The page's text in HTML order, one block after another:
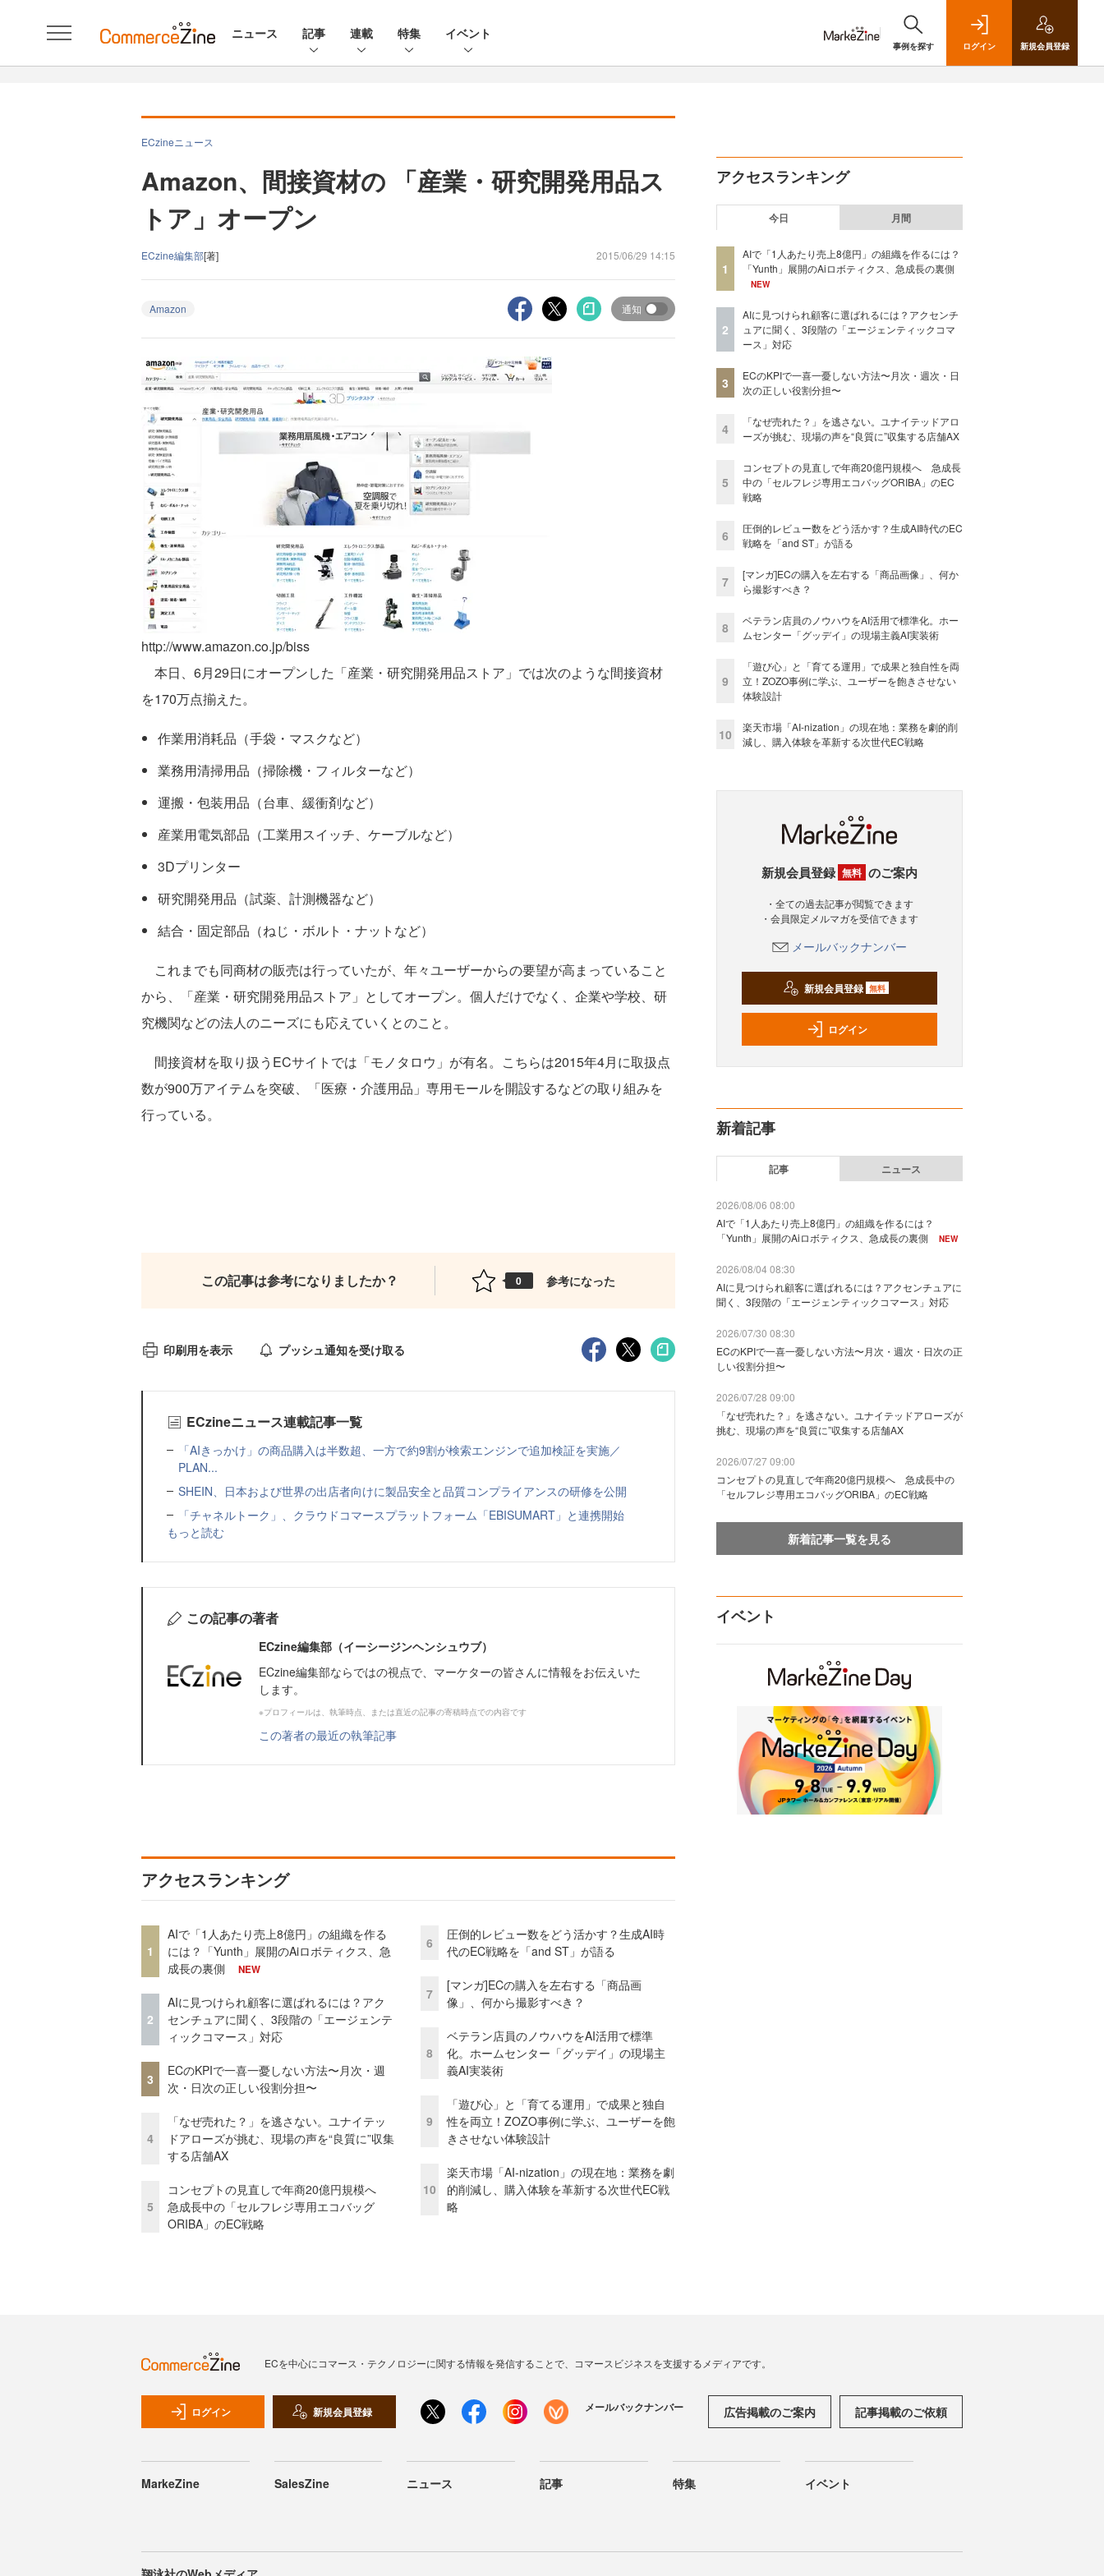
ニュース 記事 連載 特集 イベント
事例を探す ログイン 新規会員登録
ECzineニュース
Amazon、間接資材の 「産業・研究開発用品ス
トア」オープン
ECzine編集部[著] 2015/06/29 14:15
Amazon 通知
http://www.amazon.co.jp/biss
本日、6月29日にオープンした「産業・研究開発用品ストア」では次のような間接資材
を170万点揃えた。
作業用消耗品（手袋・マスクなど）
業務用清掃用品（掃除機・フィルターなど）
運搬・包装用品（台車、緩衝剤など）
産業用電気部品（工業用スイッチ、ケーブルなど）
3Dプリンター
研究開発用品（試薬、計測機器など）
結合・固定部品（ねじ・ボルト・ナットなど）
これまでも同商材の販売は行っていたが、年々ユーザーからの要望が高まっていること
から、「産業・研究開発用品ストア」としてオープン。個人だけでなく、企業や学校、研
究機関などの法人のニーズにも応えていくとのこと。
間接資材を取り扱うECサイトでは「モノタロウ」が有名。こちらは2015年4月に取扱点
数が900万アイテムを突破、「医療・介護用品」専用モールを開設するなどの取り組みを
行っている。
この記事は参考になりましたか？ 0 参考になった
印刷用を表示 プッシュ通知を受け取る
ECzineニュース連載記事一覧
「AIきっかけ」の商品購入は半数超、一方で約9割が検索エンジンで追加検証を実施／
PLAN...
SHEIN、日本および世界の出店者向けに製品安全と品質コンプライアンスの研修を公開
「チャネルトーク」、クラウドコマースプラットフォーム「EBISUMART」と連携開始
もっと読む
この記事の著者
ECzine編集部（イーシージンヘンシュウブ）
ECzine編集部ならではの視点で、マーケターの皆さんに情報をお伝えいた
します。
※プロフィールは、執筆時点、または直近の記事の寄稿時点での内容です
この著者の最近の執筆記事
アクセスランキング
1
AIで「1人あたり売上8億円」の組織を作る
には？「Yunth」展開のAiロボティクス、急
成長の裏側
NEW
2
AIに見つけられ顧客に選ばれるには？アク
センチュアに聞く、3段階の「エージェンテ
ィックコマース」対応
3
ECのKPIで一喜一憂しない方法〜月次・週
次・日次の正しい役割分担〜
4
「なぜ売れた？」を逃さない。ユナイテッ
ドアローズが挑む、現場の声を“良質に”収集
する店舗AX
5
コンセプトの見直しで年商20億円規模へ
急成長中の「セルフレジ専用エコバッグ
ORIBA」のEC戦略
6
圧倒的レビュー数をどう活かす？生成AI時
代のEC戦略を「and ST」が語る
7
[マンガ]ECの購入を左右する「商品画
像」、何から撮影すべき？
8
ベテラン店員のノウハウをAI活用で標準
化。ホームセンター「グッデイ」の現場主
義AI実装術
9
「遊び心」と「育てる運用」で成果と独自
性を両立！ZOZO事例に学ぶ、ユーザーを飽
きさせない体験設計
10
楽天市場「AI-nization」の現在地：業務を劇
的削減し、購入体験を革新する次世代EC戦
略
アクセスランキング
今日 月間
1
AIで「1人あたり売上8億円」の組織を作るには？
「Yunth」展開のAiロボティクス、急成長の裏側
NEW
2
AIに見つけられ顧客に選ばれるには？アクセンチ
ュアに聞く、3段階の「エージェンティックコマ
ース」対応
3
ECのKPIで一喜一憂しない方法〜月次・週次・日
次の正しい役割分担〜
4
「なぜ売れた？」を逃さない。ユナイテッドアロ
ーズが挑む、現場の声を“良質に”収集する店舗AX
5
コンセプトの見直しで年商20億円規模へ 急成長
中の「セルフレジ専用エコバッグORIBA」のEC
戦略
6
圧倒的レビュー数をどう活かす？生成AI時代のEC
戦略を「and ST」が語る
7
[マンガ]ECの購入を左右する「商品画像」、何か
ら撮影すべき？
8
ベテラン店員のノウハウをAI活用で標準化。ホー
ムセンター「グッデイ」の現場主義AI実装術
9
「遊び心」と「育てる運用」で成果と独自性を両
立！ZOZO事例に学ぶ、ユーザーを飽きさせない
体験設計
10
楽天市場「AI-nization」の現在地：業務を劇的削
減し、購入体験を革新する次世代EC戦略
新規会員登録 無料 のご案内
・全ての過去記事が閲覧できます
・会員限定メルマガを受信できます
メールバックナンバー
新規会員登録 無料
ログイン
新着記事
記事 ニュース
2026/08/06 08:00
AIで「1人あたり売上8億円」の組織を作るには？
「Yunth」展開のAiロボティクス、急成長の裏側
NEW
2026/08/04 08:30
AIに見つけられ顧客に選ばれるには？アクセンチュアに
聞く、3段階の「エージェンティックコマース」対応
2026/07/30 08:30
ECのKPIで一喜一憂しない方法〜月次・週次・日次の正
しい役割分担〜
2026/07/28 09:00
「なぜ売れた？」を逃さない。ユナイテッドアローズが
挑む、現場の声を“良質に”収集する店舗AX
2026/07/27 09:00
コンセプトの見直しで年商20億円規模へ 急成長中の
「セルフレジ専用エコバッグORIBA」のEC戦略
新着記事一覧を見る
イベント
ECを中心にコマース・テクノロジーに関する情報を発信することで、コマースビジネスを支援するメディアです。
ログイン 新規会員登録 メールバックナンバー 広告掲載のご案内 記事掲載のご依頼
MarkeZine SalesZine ニュース 記事 特集 イベント